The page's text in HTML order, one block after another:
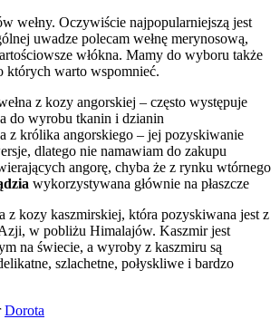
wełny. Oczywiście najpopularniejszą jest
uwadze polecam wełnę merynosową,
włókna. Mamy do wyboru także
których warto wspomnieć.
z kozy angorskiej – często występuje
do wyrobu tkanin i dzianin
z królika angorskiego – jej pozyskiwanie
dlatego nie namawiam do zakupu
angorę, chyba że z rynku wtórnego
wykorzystywana głównie na płaszcze
z kozy kaszmirskiej, która pozyskiwana jest z
w pobliżu Himalajów. Kaszmir jest
na świecie, a wyroby z kaszmiru są
szlachetne, połyskliwe i bardzo
Dorota